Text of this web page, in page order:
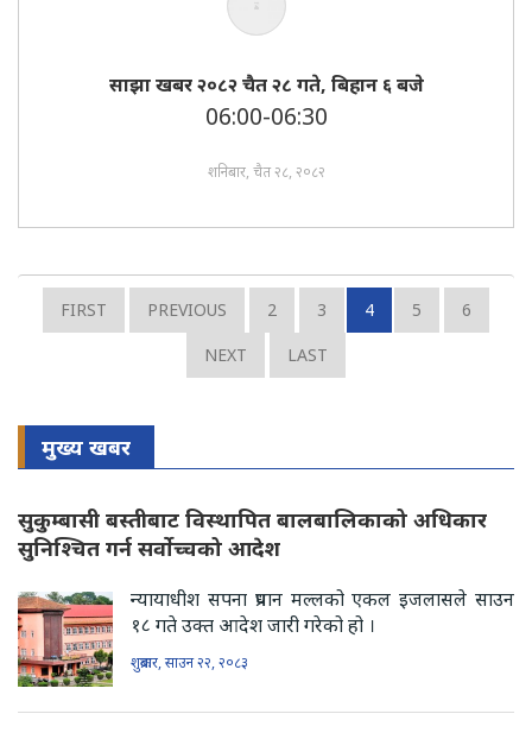
साझा खबर २०८२ चैत २८ गते, बिहान ६ बजे
06:00-06:30
शनिबार, चैत २८, २०८२
FIRST PREVIOUS 2 3 4 5
6
NEXT
LAST
मुख्य खबर
सुकुम्बासी बस्तीबाट विस्थापित बालबालिकाको अधिकार
सुनिश्चित गर्न सर्वोच्चको आदेश
न्यायाधीश सपना प्रधान मल्लको एकल इजलासले साउन
१८ गते उक्त आदेश जारी गरेको हो ।
शुक्रबार, साउन २२, २०८३